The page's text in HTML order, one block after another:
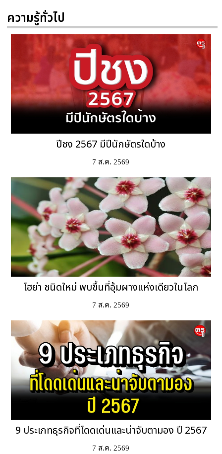
ความรู้ทั่วไป
ปีชง 2567 มีปีนักษัตรใดบ้าง
7 ส.ค. 2569
โฮย่า ชนิดใหม่ พบขึ้นที่อุ้มผางแห่งเดียวในโลก
7 ส.ค. 2569
9 ประเภทธุรกิจที่โดดเด่นและน่าจับตามอง ปี 2567
7 ส.ค. 2569